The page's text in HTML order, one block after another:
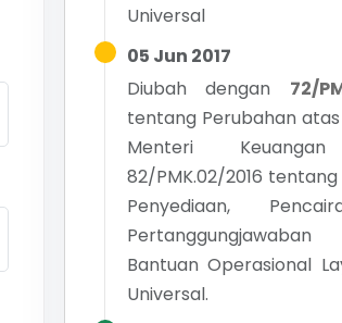
Universal
05 Jun 2017
Diubah dengan
72/
tentang Perubahan
Menteri
82/PMK.02/2016
Penyediaan,
Bantuan Operasional
Universal.